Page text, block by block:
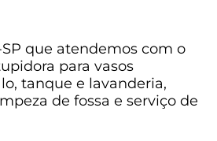
que atendemos com o
para vasos
tanque e lavanderia,
de fossa e serviço de